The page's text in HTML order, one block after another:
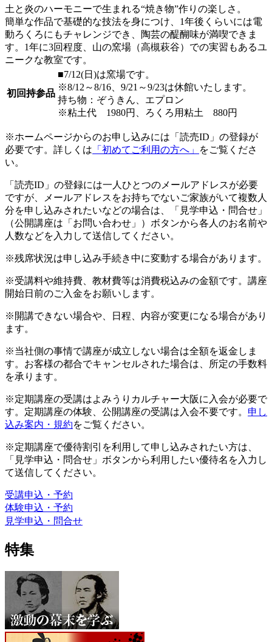
土と炎のハーモニーで生まれる“焼き物”作りの楽しさ。
簡単な作品で基礎的な技法を身につけ、1年後くらいには電
動ろくろにもチャレンジでき、陶芸の醍醐味が満喫できま
す。1年に3回程度、山の窯場（高槻萩谷）での実習もあるユ
ニークな教室です。
初回持参品
■7/12(日)は窯場です。
※8/12～8/16、9/21～9/23は休館いたします。
持ち物：ぞうきん、エプロン
※粘土代 1980円、ろくろ用粘土 880円
※ホームページからのお申し込みには「読売ID」の登録が
必要です。詳しくは 「初めてご利用の方へ」
をご覧くださ
い。
「読売ID」の登録には一人ひとつのメールアドレスが必要
ですが、メールアドレスをお持ちでないご家族がいて複数人
分を申し込みされたいなどの場合は、「見学申込・問合せ」
（公開講座は「お問い合わせ」）ボタンから各人のお名前や
人数などを入力して送信してください。
※残席状況は申し込み手続き中に変動する場合があります。
※受講料や維持費、教材費等は消費税込みの金額です。講座
開始日前のご入金をお願いします。
※開講できない場合や、日程、内容が変更になる場合があり
ます。
※当社側の事情で講座が成立しない場合は全額を返金しま
す。お客様の都合でキャンセルされた場合は、所定の手数料
を承ります。
※定期講座の受講はよみうりカルチャー大阪に入会が必要で
す。定期講座の体験、公開講座の受講は入会不要です。 申し
込み案内・規約をご覧ください。
※定期講座で優待割引を利用して申し込みされたい方は、
「見学申込・問合せ」ボタンから利用したい優待名を入力し
て送信してください。
受講申込・予約
体験申込・予約
見学申込・問合せ
特集